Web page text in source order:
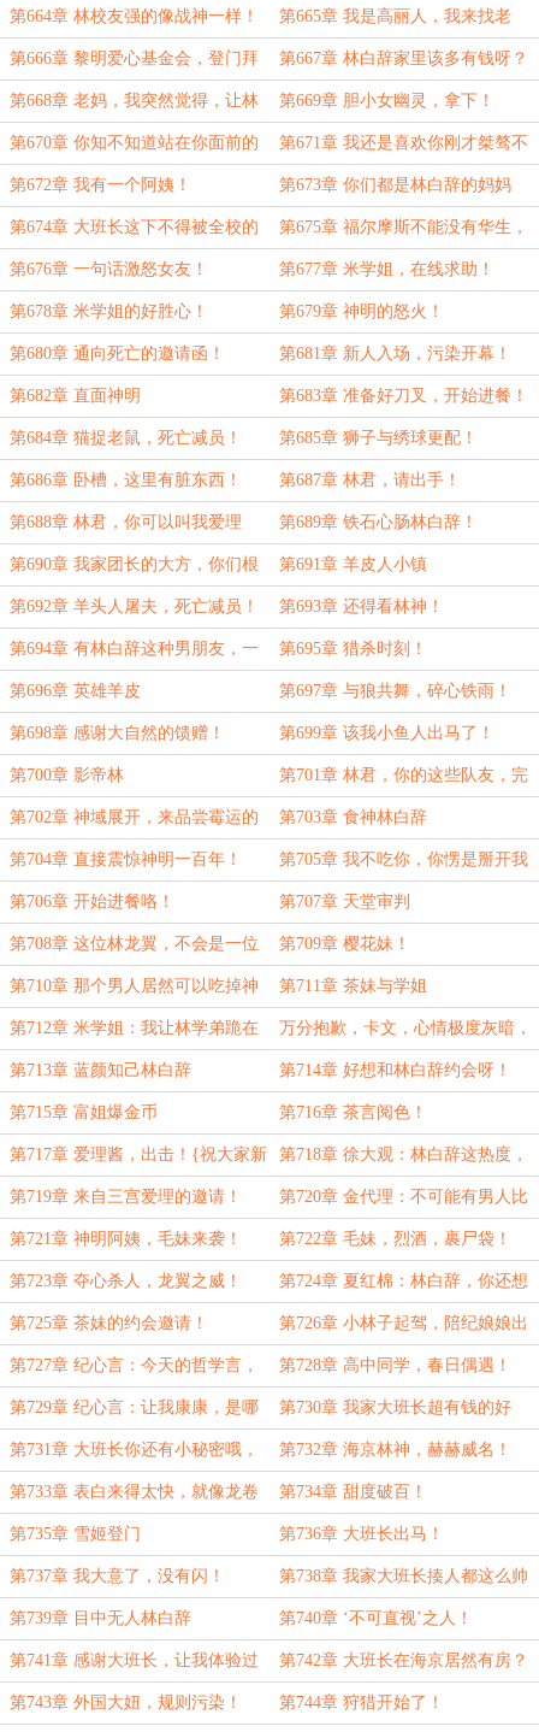
可告人的小秘密。
第664章 林校友强的像战神一样！ 第665章 我是高丽人，我来找老
公！
第666章 黎明爱心基金会，登门拜
访！
第667章 林白辞家里该多有钱呀？
第668章 老妈，我突然觉得，让林
白辞当我后爸也不错！
第669章 胆小女幽灵，拿下！
第670章 你知不知道站在你面前的
是海京林神，新晋的九州龙翼？
第671章 我还是喜欢你刚才桀骜不
驯的样子！
第672章 我有一个阿姨！ 第673章 你们都是林白辞的妈妈
粉！
第674章 大班长这下不得被全校的
女生抢疯咯？
第675章 福尔摩斯不能没有华生，
大侦探夏也不能没有小林子。
第676章 一句话激怒女友！ 第677章 米学姐，在线求助！
第678章 米学姐的好胜心！ 第679章 神明的怒火！
第680章 通向死亡的邀请函！ 第681章 新人入场，污染开幕！
第682章 直面神明 第683章 准备好刀叉，开始进餐！
第684章 猫捉老鼠，死亡减员！ 第685章 狮子与绣球更配！
第686章 卧槽，这里有脏东西！ 第687章 林君，请出手！
第688章 林君，你可以叫我爱理
酱！
第689章 铁石心肠林白辞！
第690章 我家团长的大方，你们根
本想象不到！
第691章 羊皮人小镇
第692章 羊头人屠夫，死亡减员！ 第693章 还得看林神！
第694章 有林白辞这种男朋友，一
定很幸福吧？
第695章 猎杀时刻！
第696章 英雄羊皮 第697章 与狼共舞，碎心铁雨！
第698章 感谢大自然的馈赠！ 第699章 该我小鱼人出马了！
第700章 影帝林 第701章 林君，你的这些队友，完
全配不上你！
第702章 神域展开，来品尝霉运的
恐怖吧！
第703章 食神林白辞
第704章 直接震惊神明一百年！ 第705章 我不吃你，你愣是掰开我
的嘴给我往喉咙里灌呀！
第706章 开始进餐咯！ 第707章 天堂审判
第708章 这位林龙翼，不会是一位
神明吧？
第709章 樱花妹！
第710章 那个男人居然可以吃掉神
明？
第711章 茶妹与学姐
第712章 米学姐：我让林学弟跪在
我面前，给我唱征服！
万分抱歉，卡文，心情极度灰暗，
请一天假！
第713章 蓝颜知己林白辞 第714章 好想和林白辞约会呀！
第715章 富姐爆金币 第716章 茶言阅色！
第717章 爱理酱，出击！{祝大家新
春快乐！}
第718章 徐大观：林白辞这热度，
我蹭定了！
第719章 来自三宫爱理的邀请！ 第720章 金代理：不可能有男人比
我老公帅！绝对不可能！
第721章 神明阿姨，毛妹来袭！ 第722章 毛妹，烈酒，裹尸袋！
第723章 夺心杀人，龙翼之威！ 第724章 夏红棉：林白辞，你还想
要奖励吗？
第725章 茶妹的约会邀请！ 第726章 小林子起驾，陪纪娘娘出
宫！
第727章 纪心言：今天的哲学言，
是不是很有魅力？
第728章 高中同学，春日偶遇！
第729章 纪心言：让我康康，是哪
只小狐狸找大班长？
第730章 我家大班长超有钱的好
么！
第731章 大班长你还有小秘密哦，
我的小铲子呢，我得赶紧挖出来！
第732章 海京林神，赫赫威名！
第733章 表白来得太快，就像龙卷
风！
第734章 甜度破百！
第735章 雪姬登门 第736章 大班长出马！
第737章 我大意了，没有闪！ 第738章 我家大班长揍人都这么帅
气！
第739章 目中无人林白辞 第740章 ‘不可直视’之人！
第741章 感谢大班长，让我体验过
了手握千万巨款的滋味！
第742章 大班长在海京居然有房？
第743章 外国大妞，规则污染！ 第744章 狩猎开始了！